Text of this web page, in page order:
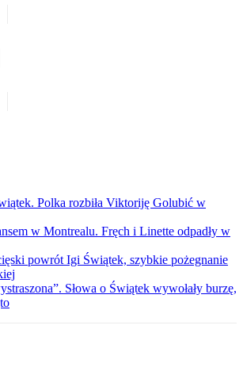
Polka rozbiła Viktoriję Golubić w
w Montrealu. Fręch i Linette odpadły w
powrót Igi Świątek, szybkie pożegnanie
Słowa o Świątek wywołały burzę,